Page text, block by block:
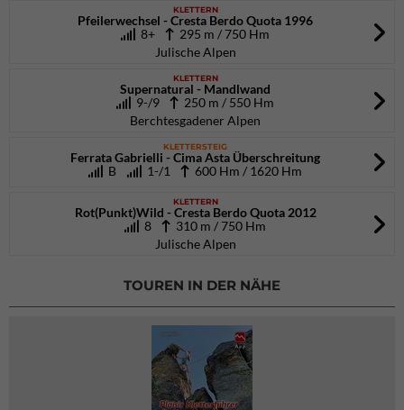
KLETTERN
Pfeilerwechsel - Cresta Berdo Quota 1996
8+
295 m / 750 Hm
Julische Alpen
KLETTERN
Supernatural - Mandlwand
9-/9
250 m / 550 Hm
Berchtesgadener Alpen
KLETTERSTEIG
Ferrata Gabrielli - Cima Asta Überschreitung
B
1-/1 600 Hm / 1620 Hm
KLETTERN
Rot(Punkt)Wild - Cresta Berdo Quota 2012
8
310 m / 750 Hm
Julische Alpen
TOUREN IN DER NÄHE